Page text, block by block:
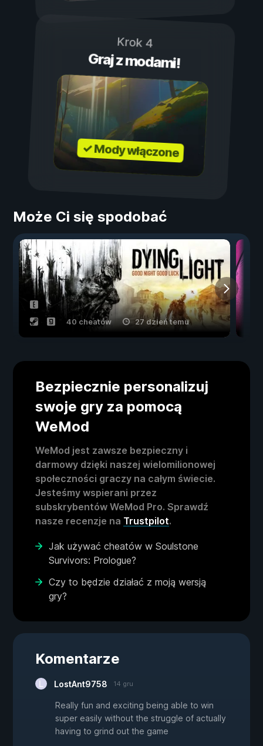
Krok 4
Graj z modami!
✓ Mody włączone
Może Ci się spodobać
40 cheatów 27 dzień temu
Bezpiecznie personalizuj
swoje gry za pomocą
WeMod
WeMod jest zawsze bezpieczny i
darmowy dzięki naszej wielomilionowej
społeczności graczy na całym świecie.
Jesteśmy wspierani przez
subskrybentów WeMod Pro. Sprawdź
nasze recenzje na Trustpilot.
Jak używać cheatów w Soulstone
Survivors: Prologue?
Czy to będzie działać z moją wersją
gry?
Komentarze
LostAnt9758 14 gru
Really fun and exciting being able to win
super easily without the struggle of actually
having to grind out the game